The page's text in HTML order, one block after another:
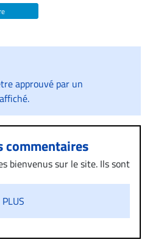
approuvé par un
commentaires
bienvenus sur le site. Ils sont
politique de modération,
le site vous dérange, prenez
courriel (info@droit-
PLUS